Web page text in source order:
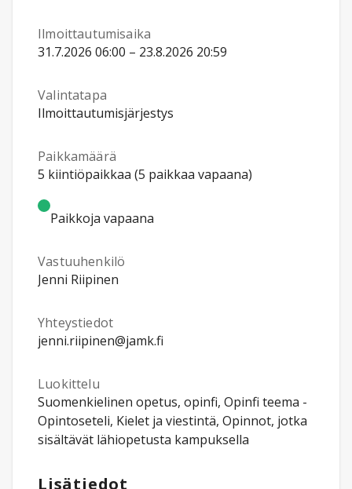
Ilmoittautumisaika
31.7.2026 06:00 – 23.8.2026 20:59
Valintatapa
Ilmoittautumisjärjestys
Paikkamäärä
5 kiintiöpaikkaa (5 paikkaa vapaana)
Paikkoja vapaana
Vastuuhenkilö
Jenni Riipinen
Yhteystiedot
jenni.riipinen@jamk.fi
Luokittelu
Suomenkielinen opetus, opinfi, Opinfi teema -
Opintoseteli, Kielet ja viestintä, Opinnot, jotka
sisältävät lähiopetusta kampuksella
Lisätiedot